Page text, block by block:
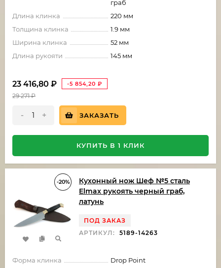
граб
Длина клинка
220 мм
Толщина клинка
1.9 мм
Ширина клинка
52 мм
Длина рукояти
145 мм
23 416,80 ₽ -5 854,20 ₽
29 271₽
- + ЗАКАЗАТЬ
КУПИТЬ В 1 КЛИК
-20%
Кухонный нож Шеф №5 сталь
Elmax рукоять черный граб,
латунь
ПОД ЗАКАЗ
АРТИКУЛ:
5189-14263
Форма клинка
Drop Point